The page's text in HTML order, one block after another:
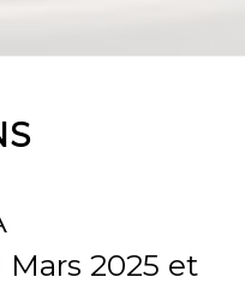
Mars 2025 et